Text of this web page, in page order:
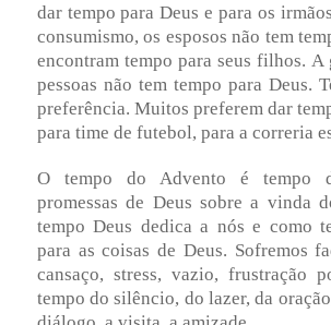
dar tempo para Deus e para os
consumismo, os esposos não tem
encontram tempo para seus filhos. A
pessoas não tem tempo para Deus.
preferência. Muitos preferem dar
para time de futebol, para a correria
O tempo do Advento é tempo
promessas de Deus sobre a vinda
tempo Deus dedica a nós e como
para as coisas de Deus. Sofremos
cansaço, stress, vazio, frustração
tempo do silêncio, do lazer, da